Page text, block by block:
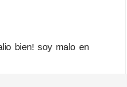
bien! soy malo en